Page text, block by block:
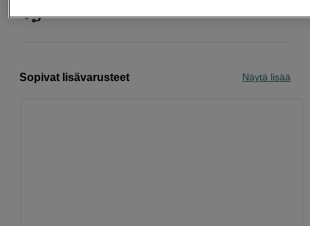
Sopivat lisävarusteet Näytä lisää